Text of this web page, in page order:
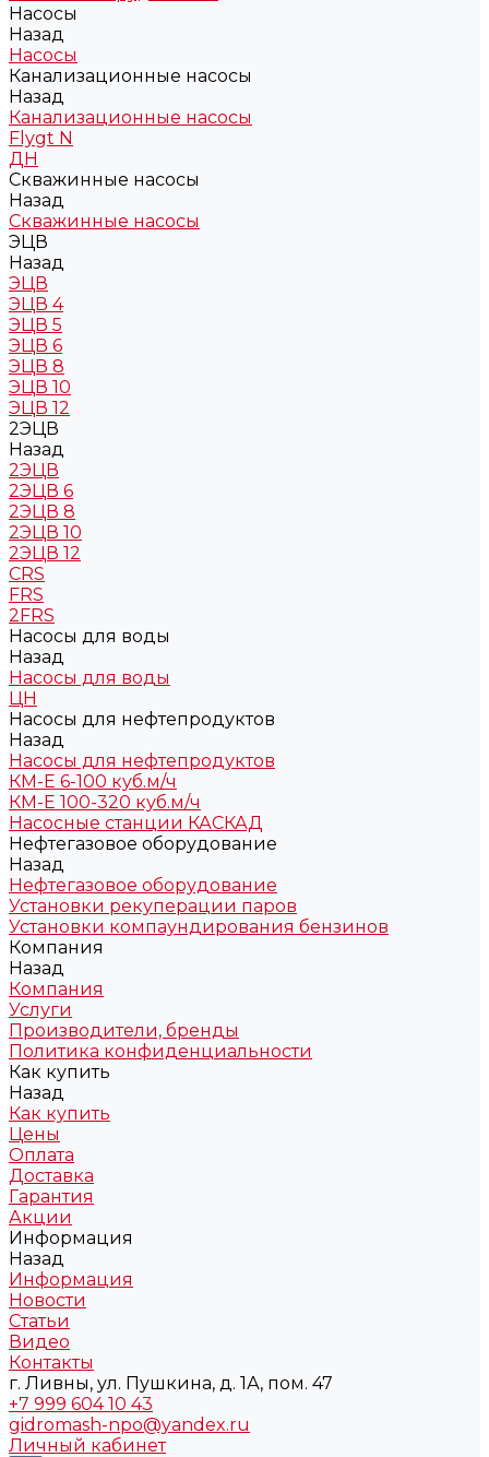
Насосы
Назад
Насосы
Канализационные насосы
Назад
Канализационные насосы
Flygt N
ДН
Скважинные насосы
Назад
Скважинные насосы
ЭЦВ
Назад
ЭЦВ
ЭЦВ 4
ЭЦВ 5
ЭЦВ 6
ЭЦВ 8
ЭЦВ 10
ЭЦВ 12
2ЭЦВ
Назад
2ЭЦВ
2ЭЦВ 6
2ЭЦВ 8
2ЭЦВ 10
2ЭЦВ 12
CRS
FRS
2FRS
Насосы для воды
Назад
Насосы для воды
ЦН
Насосы для нефтепродуктов
Назад
Насосы для нефтепродуктов
КМ-Е 6-100 куб.м/ч
КМ-Е 100-320 куб.м/ч
Насосные станции КАСКАД
Нефтегазовое оборудование
Назад
Нефтегазовое оборудование
Установки рекуперации паров
Установки компаундирования бензинов
Компания
Назад
Компания
Услуги
Производители, бренды
Политика конфиденциальности
Как купить
Назад
Как купить
Цены
Оплата
Доставка
Гарантия
Акции
Информация
Назад
Информация
Новости
Статьи
Видео
Контакты
г. Ливны, ул. Пушкина, д. 1А, пом. 47
+7 999 604 10 43
gidromash-npo@yandex.ru
Личный кабинет